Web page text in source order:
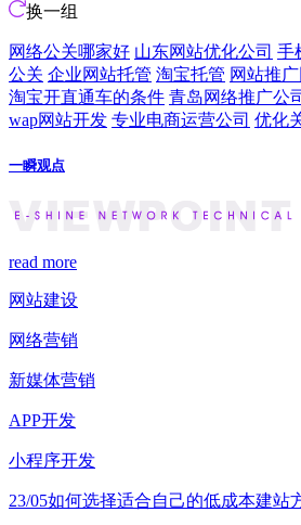
换一组
网络公关哪家好 山东网站优化公司 手
公关 企业网站托管 淘宝托管 网站推
淘宝开直通车的条件 青岛网络推广公
wap网站开发 专业电商运营公司 优化
一瞬观点
read more
网站建设
网络营销
新媒体营销
APP开发
小程序开发
23/05如何选择适合自己的低成本建站